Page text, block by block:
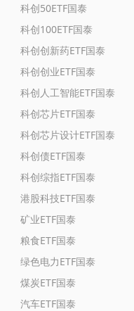
科创50ETF国泰
科创100ETF国泰
科创创新药ETF国泰
科创创业ETF国泰
科创人工智能ETF国泰
科创芯片ETF国泰
科创芯片设计ETF国泰
科创债ETF国泰
科创综指ETF国泰
港股科技ETF国泰
矿业ETF国泰
粮食ETF国泰
绿色电力ETF国泰
煤炭ETF国泰
汽车ETF国泰